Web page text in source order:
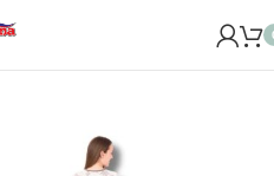
(SĖLIŲ G. 29